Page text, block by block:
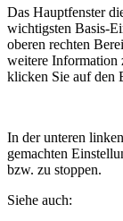
Das Hauptfenster
wichtigsten Basis-
oberen rechten
weitere Information
klicken Sie auf den
In der unteren
gemachten
bzw. zu stoppen.
Siehe auch: